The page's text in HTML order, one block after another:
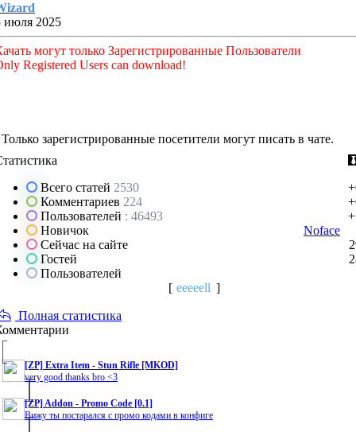
июля 2025
могут только Зарегистрированные Пользователи
Registered Users can download!
Только зарегистрированные посетители могут писать в чате.
Всего статей 2530
Комментариев 224
Пользователей : 46493
Новичок
Noface
Сейчас на сайте
Гостей
Пользователей
[ eeeeell ]
Полная статистика
[ZP] Extra Item - Stun Rifle [MKOD]
very good thanks bro <3
[ZP] Addon - Promo Code [0.1]
Вижу ты постарался с промо кодами в конфиге